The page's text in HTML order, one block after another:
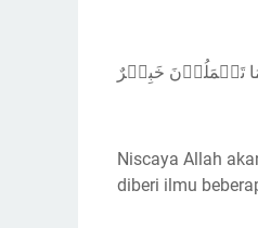
تَعۡمَلُوۡنَ خَبِيۡرٌ
Niscaya Allah
diberi ilmu